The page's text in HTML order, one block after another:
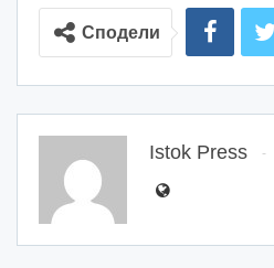
Сподели
Istok Press